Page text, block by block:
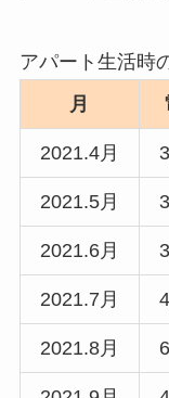
アパート生活時
月
2021.4月
2021.5月
2021.6月
2021.7月
2021.8月